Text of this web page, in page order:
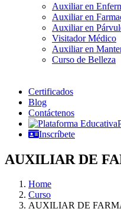
Auxiliar en
Auxiliar en
Auxiliar en
Visitador Médico
Auxiliar en
Curso de Belleza
Certificados
Blog
Contáctenos
Inscríbete
AUXILIAR DE
Home
Curso
AUXILIAR DE